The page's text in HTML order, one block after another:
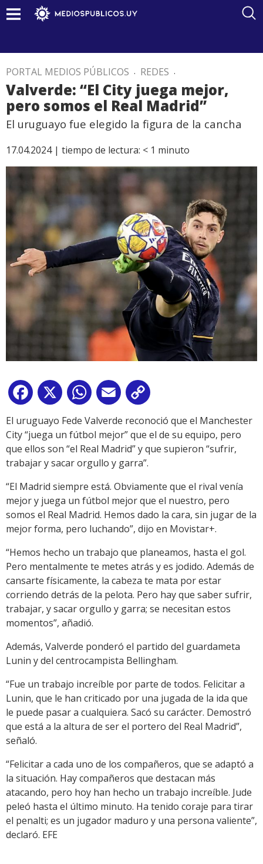
PORTAL MEDIOS PÚBLICOS . REDES .
Valverde: “El City juega mejor,
pero somos el Real Madrid”
El uruguayo fue elegido la figura de la cancha
17.04.2024 | tiempo de lectura: < 1 minuto
Facebook
X WhatsApp
Email
Link
El uruguayo Fede Valverde reconoció que el Manchester
City “juega un fútbol mejor” que el de su equipo, pero
que ellos son “el Real Madrid” y que supieron “sufrir,
trabajar y sacar orgullo y garra”.
“El Madrid siempre está. Obviamente que el rival venía
mejor y juega un fútbol mejor que el nuestro, pero
somos el Real Madrid. Hemos dado la cara, sin jugar de la
mejor forma, pero luchando”, dijo en Movistar+.
“Hemos hecho un trabajo que planeamos, hasta el gol.
Pero mentalmente te metes atrás y es jodido. Además de
cansarte físicamente, la cabeza te mata por estar
corriendo detrás de la pelota. Pero hay que saber sufrir,
trabajar, y sacar orgullo y garra; se necesitan estos
momentos”, añadió.
Además, Valverde ponderó el partido del guardameta
Lunin y del centrocampista Bellingham.
“Fue un trabajo increíble por parte de todos. Felicitar a
Lunin, que le han criticado por una jugada de la ida que
le puede pasar a cualquiera. Sacó su carácter. Demostró
que está a la altura de ser el portero del Real Madrid”,
señaló.
“Felicitar a cada uno de los compañeros, que se adaptó a
la situación. Hay compañeros que destacan más
atacando, pero hoy han hecho un trabajo increíble. Jude
peleó hasta el último minuto. Ha tenido coraje para tirar
el penalti; es un jugador maduro y una persona valiente”,
declaró. EFE